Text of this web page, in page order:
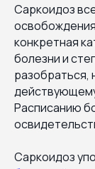
Саркоидоз
конкретная
болезни и
разобраться,
Расписанию
Саркоидоз